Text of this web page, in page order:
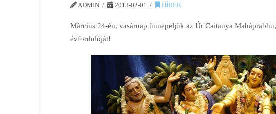
ADMIN 2013-02-01 HÍREK
Március 24-én, vasárnap ünnepeljük az Úr Caitanya Maháprabhu,
évfordulóját!